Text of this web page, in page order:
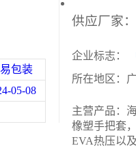
包装
05-08
企业标志：
所在地区：
主营产品：
橡塑手把套，
EVA热压以